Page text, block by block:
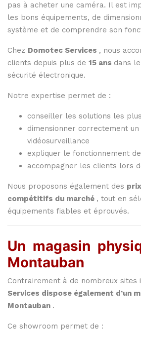
pas à acheter une caméra. Il est
les bons équipements, de
système et de comprendre son
Chez Domotec Services , nous
clients depuis plus de 15 ans dans le
sécurité électronique.
Notre expertise permet de :
conseiller les solutions les plus
dimensionner correctement un
vidéosurveillance
expliquer le fonctionnement
accompagner les clients lors
Nous proposons également des prix
compétitifs du marché , tout en
équipements fiables et éprouvés.
Un magasin
Montauban
Contrairement à de nombreux sites
Services dispose également d’un
Montauban .
Ce showroom permet de :